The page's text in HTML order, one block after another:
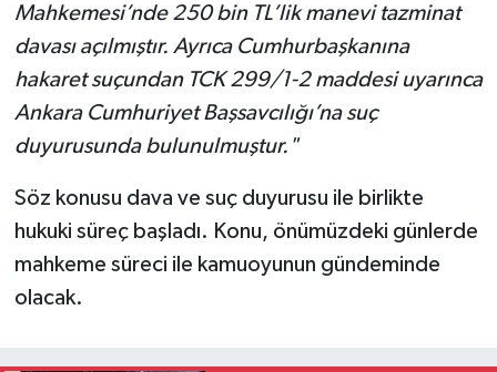
Mahkemesi’nde 250 bin TL’lik manevi tazminat
davası açılmıştır. Ayrıca Cumhurbaşkanına
hakaret suçundan TCK 299/1-2 maddesi uyarınca
Ankara Cumhuriyet Başsavcılığı’na suç
duyurusunda bulunulmuştur."
Söz konusu dava ve suç duyurusu ile birlikte
hukuki süreç başladı. Konu, önümüzdeki günlerde
mahkeme süreci ile kamuoyunun gündeminde
olacak.